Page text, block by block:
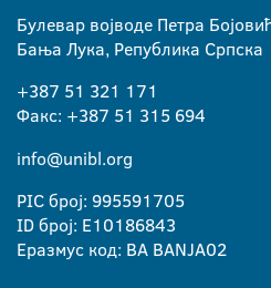
Булевар војводе Петра
Бања Лука, Република Српска
+387 51 321 171
Факс: +387 51 315 694
info@unibl.org
PIC број: 995591705
ID број: E10186843
Еразмус код: BA BANJA02